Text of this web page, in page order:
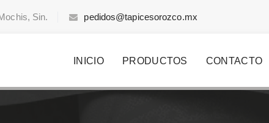
Sin. pedidos@tapicesorozco.mx
INICIO PRODUCTOS CONTACTO